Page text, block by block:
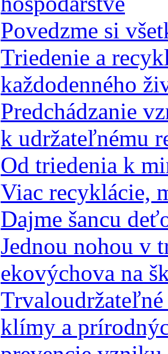
Povedzme si
Triedenie a
každodenného
Predchádzanie
k udržateľnému
Od triedenia k
Viac recyklácie,
Dajme šancu
Jednou nohou v
ekovýchova na
klímy a